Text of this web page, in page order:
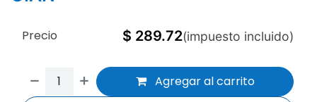
Agregar al carrito
Precio $ 289.72(impuesto incluido)